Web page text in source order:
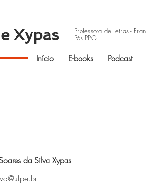
Xypas
Professora de Letras -
Pós PPGL
Início E-books Podcast
da Silva Xypas